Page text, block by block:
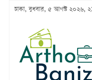
ঢাকা, বুধবার, ৫ আগস্ট ২০২৬,